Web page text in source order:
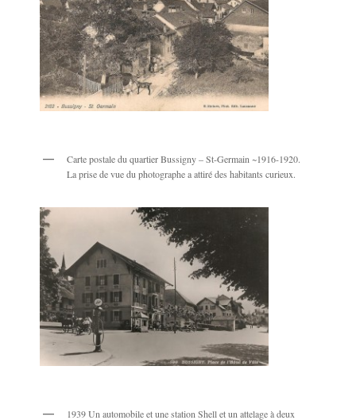
Carte postale du quartier Bussigny – St-Germain ~1916-1920.
La prise de vue du photographe a attiré des habitants curieux.
1939 Un automobile et une station Shell et un attelage à deux